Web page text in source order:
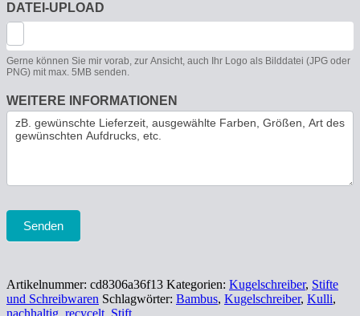
DATEI-UPLOAD
Gerne können Sie mir vorab, zur Ansicht, auch Ihr Logo als Bilddatei (JPG oder
PNG) mit max. 5MB senden.
WEITERE INFORMATIONEN
Senden
Artikelnummer: cd8306a36f13 Kategorien: Kugelschreiber, Stifte
und Schreibwaren Schlagwörter: Bambus, Kugelschreiber, Kulli,